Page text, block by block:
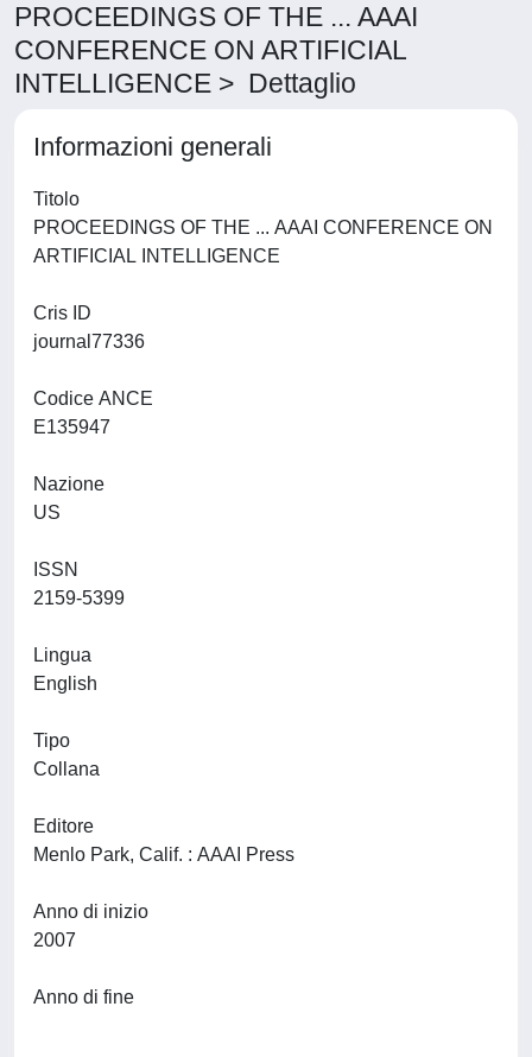
PROCEEDINGS OF THE ... AAAI
CONFERENCE ON ARTIFICIAL
INTELLIGENCE > Dettaglio
Informazioni generali
Titolo
PROCEEDINGS OF THE ... AAAI CONFERENCE ON
Cris ID
Codice ANCE
Nazione
ISSN
Lingua
Tipo
Collana
Editore
Anno di inizio
Anno di fine